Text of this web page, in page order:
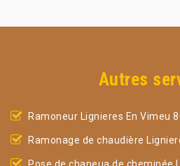
Autres
Ramoneur Lignieres En Vimeu
Ramonage de chaudière